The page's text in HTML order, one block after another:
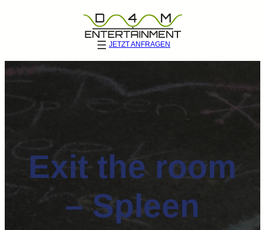
JETZT ANFRAGEN
Exit the room
– Spleen